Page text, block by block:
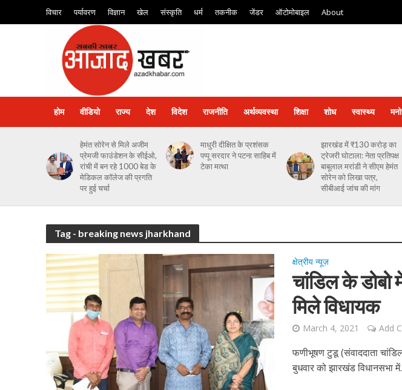
विचार पर्यावरण विज्ञान खेल संस्कृति धर्म तकनीक जेंडर ऑटोमोबाइल About
होम वीडियो राज्य देश विदेश राजनीति अर्थव्यवस्था शिक्षा शोध स्‍वास्‍थ्‍य
हेमंत सोरेन से मिले अजीम
प्रेमजी फाउंडेशन के सीईओ,
रांची में बन रहे 1000 बेड के
मेडिकल कॉलेज की प्रगति
पर हुई चर्चा
माधुरी दीक्षित के प्रशंसक
पप्पू सरदार ने पटना साहिब में
टेका मत्था
झारखंड में ₹130 करोड़ का
ट्रेजरी घोटाला: नेता प्रतिपक्ष
बाबूलाल मरांडी ने सीएम हेमंत
सोरेन को लिखा पत्र,
सीबीआई जांच की मांग
Tag - breaking news jharkhand
क्षेत्रीय न्यूज़
चांडिल के डोबो
मिले विधायक
March 4, 2021 Add
फणीभूषण टुडू (संवाददाता
बुधवार को झारखंड विधानसभा